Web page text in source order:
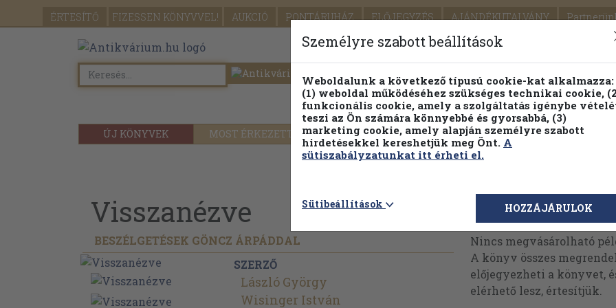
ÉRTESÍTŐ FIZESSEN KÖNYVVEL! AUKCIÓ PONTÁRUHÁZ ELŐJEGYZÉS AJÁNDÉKUTALVÁNY
SEGÍTSÉG
ÚJ KÖNYVEK MOST ÉRKEZETT PILLANATNYI ÁRAINK FENNTARTHATÓ
Részletes kereső Témaköri fa
Visszanézve
BESZÉLGETÉSEK GÖNCZ ÁRPÁDDAL
SZERZŐ
László György
Wisinger István
Megvásárolható
Nincs megvásárolható
A könyv összes
előjegyezheti a könyvet,
elérhető lesz, értesítjük.
Személyre szabott beállítások
Weboldalunk a következő típusú cookie-kat alkalmazza:
(1) weboldal működéséhez szükséges technikai cookie,
funkcionális cookie, amely a szolgáltatás igénybe
teszi az Ön számára könnyebbé és gyorsabbá, (3)
marketing cookie, amely alapján személyre szabott
hirdetésekkel kereshetjük meg Önt. A
sütiszabályzatunkat itt érheti el.
Sütibeállítások HOZZÁJÁRULOK